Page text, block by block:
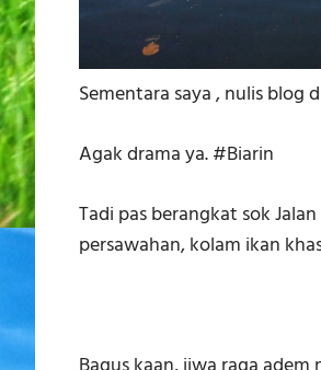
Sementara saya , nulis blog
Agak drama ya. #Biarin
Tadi pas berangkat sok
persawahan, kolam ikan